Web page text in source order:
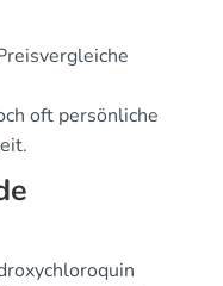
oft persönliche